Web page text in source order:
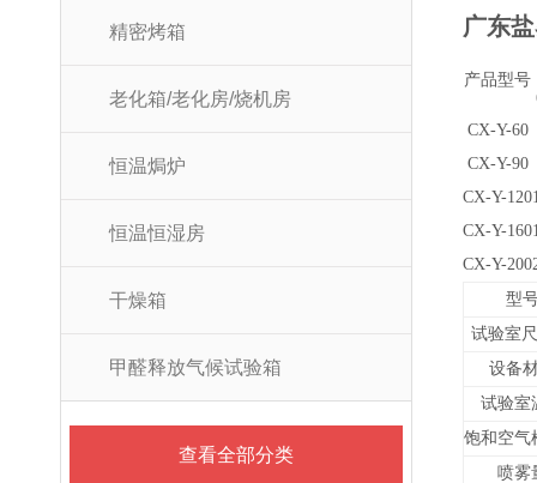
精密烤箱
老化箱/老化房/烧机房
恒温焗炉
恒温恒湿房
干燥箱
甲醛释放气候试验箱
查看全部分类
广东
产品型号
CX-Y-60
CX-Y-90
CX-Y-120
CX-Y-160
CX-Y-200
型
试验室
设备
试验室
饱和空气
喷雾